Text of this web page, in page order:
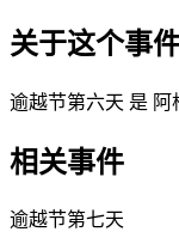
关于这个事
逾越节第六天 是 阿
相关事件
逾越节第七天